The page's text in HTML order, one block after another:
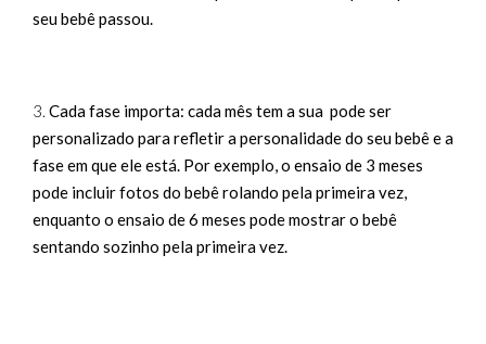
prime
iro
seu bebê passou.
3. Cada fase importa: cada mês tem a sua pode ser
personalizado para refletir a personalidade do seu bebê e a
fase em que ele está. Por exemplo, o ensaio de 3 meses
pode incluir fotos do bebê rolando pela primeira vez,
enquanto o ensaio de 6 meses pode mostrar o bebê
sentando sozinho pela primeira vez.